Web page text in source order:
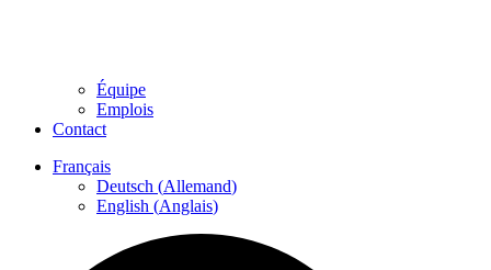
Équipe
Emplois
Contact
Français
Deutsch (Allemand)
English (Anglais)